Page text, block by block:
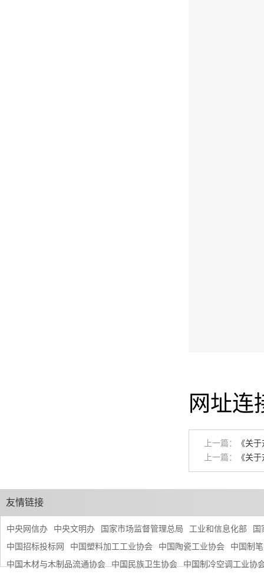
网址连
上一篇：
《关
上一篇：
《关
友情链接
中央网信办 中央文明办 国家市场监督管理总局 工业和信息化部
国
中国招标投标网
中国塑料加工工业协会 中国陶瓷工业协会
中国制
中国木材与木制品流通协会
中国民族卫生协会 中国制冷空调工业协